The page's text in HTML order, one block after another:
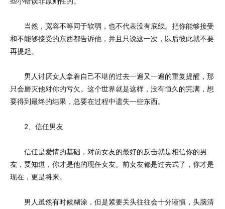
当然，宽容不等同于软弱，也不代表没有底线。把你能够接受
和不能够接受的东西都告诉他，并且只说这一次，以后彼此就不要
再提起。
男人讨厌女人拿着自己不堪的过去一遍又一遍的重复提醒，那
只会磨灭他对你的亏欠。这个世界就是这样，没有恒久的完满，想
要得到最终的结果，总要在过程中遗失一些东西。
2、信任男友
信任是爱情的基础，对前女友的最好的反击就是相信你的男
友，要知道，你才是他的现任女友。前女友都是过去式了，你才是
现在，更是将来。
男人虽然有时候糊涂，但是紧要关头往往会十分谨慎，头脑清